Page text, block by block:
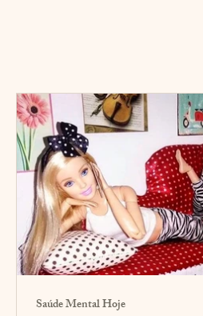
Saúde Mental Hoje